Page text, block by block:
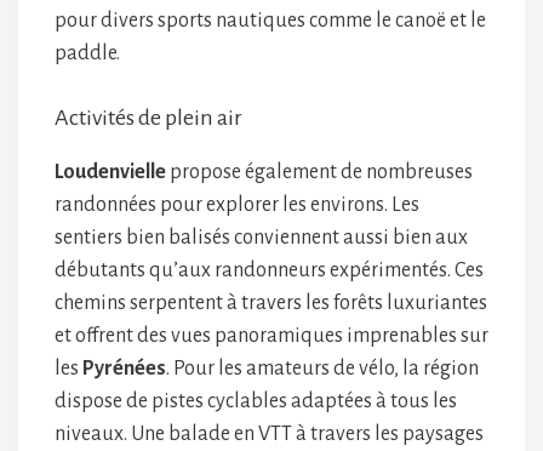
pour divers sports nautiques comme le canoë et le
paddle.
Activités de plein air
Loudenvielle propose également de nombreuses
randonnées pour explorer les environs. Les
sentiers bien balisés conviennent aussi bien aux
débutants qu’aux randonneurs expérimentés. Ces
chemins serpentent à travers les forêts luxuriantes
et offrent des vues panoramiques imprenables sur
les Pyrénées. Pour les amateurs de vélo, la région
dispose de pistes cyclables adaptées à tous les
niveaux. Une balade en VTT à travers les paysages